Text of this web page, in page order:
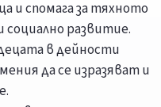
и спомага за тяхното
развитие.
в дейности
да се изразяват и